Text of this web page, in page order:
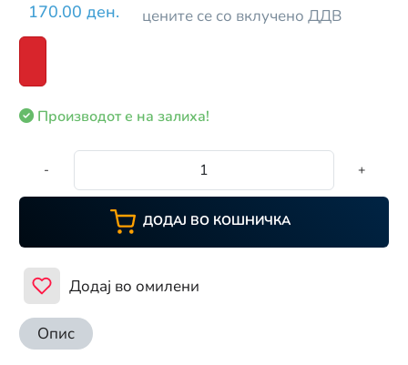
170.00 ден. цените се со вклучено ДДВ
Производот е на залиха!
- +
ДОДАЈ ВО КОШНИЧКА
Додај во омилени
Опис